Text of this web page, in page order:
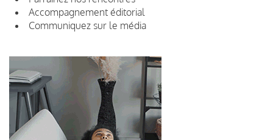
Accompagnement éditorial
Communiquez sur le média